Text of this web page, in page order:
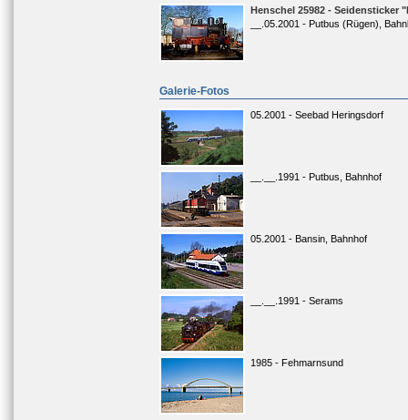
Henschel 25982 - Seidensticker
__.05.2001 - Putbus (Rügen),
Galerie-Fotos
05.2001 - Seebad Heringsdorf
__.__.1991 - Putbus, Bahnhof
05.2001 - Bansin, Bahnhof
__.__.1991 - Serams
1985 - Fehmarnsund